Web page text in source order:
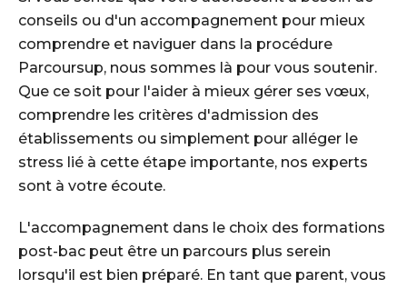
conseils ou d'un accompagnement pour mieux
comprendre et naviguer dans la procédure
Parcoursup, nous sommes là pour vous soutenir.
Que ce soit pour l'aider à mieux gérer ses vœux,
comprendre les critères d'admission des
établissements ou simplement pour alléger le
stress lié à cette étape importante, nos experts
sont à votre écoute.
L'accompagnement dans le choix des formations
post-bac peut être un parcours plus serein
lorsqu'il est bien préparé. En tant que parent, vous